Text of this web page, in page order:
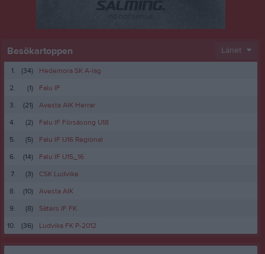
Besökartoppen Länet
1. (34)
Hedemora SK A-lag
2.
(1)
Falu IF
3.
(21)
Avesta AIK Herrar
4.
(2)
Falu IF Försäsong U18
5.
(5)
Falu IF U16 Regional
6.
(14)
Falu IF U15_16
7.
(3)
CSK Ludvika
8.
(10)
Avesta AIK
9.
(8)
Säters IF FK
10.
(36) Ludvika FK P-2012